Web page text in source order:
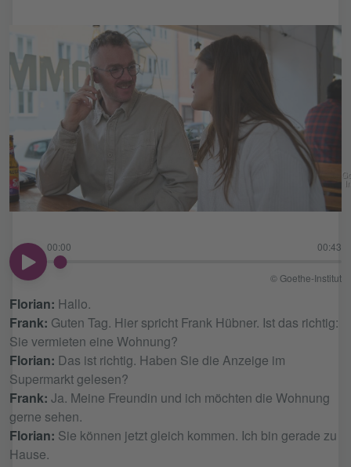
00:00 00:43
00:00
© Goethe-Institut
Florian: Hallo.
Frank: Guten Tag. Hier spricht Frank Hübner. Ist das richtig:
Sie vermieten eine Wohnung?
Florian: Das ist richtig. Haben Sie die Anzeige im
Supermarkt gelesen?
Frank: Ja. Meine Freundin und ich möchten die Wohnung
gerne sehen.
Florian: Sie können jetzt gleich kommen. Ich bin gerade zu
Hause.